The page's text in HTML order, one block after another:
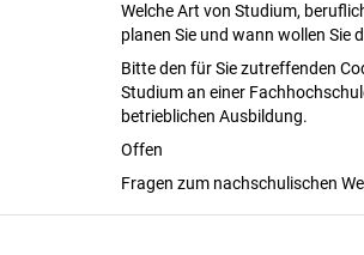
Welche Art von Studium,
planen Sie und wann wollen Sie
Bitte den für Sie zutreffenden
Studium an einer
betrieblichen Ausbildung.
Offen
Fragen zum nachschulischen